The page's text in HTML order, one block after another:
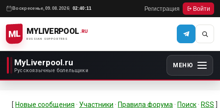
Воскресенье, 09.08.2026 02:40:11 Регистрация Войти
ML MYLIVERPOOL
RUSSIAN SUPPORTERS
.RU
MyLiverpool.ru
Русскоязычные болельщики
МЕНЮ
[ Новые сообщения · Участники · Правила форума · Поиск · RSS